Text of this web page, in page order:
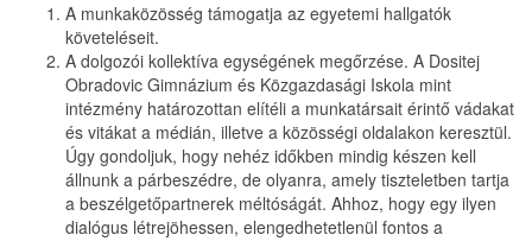
A munkaközösség támogatja az egyetemi hallgatók
követeléseit.
A dolgozói kollektíva egységének megőrzése. A Dositej
Obradovic Gimnázium és Közgazdasági Iskola mint
intézmény határozottan elítéli a munkatársait érintő vádakat
és vitákat a médián, illetve a közösségi oldalakon keresztül.
Úgy gondoljuk, hogy nehéz időkben mindig készen kell
állnunk a párbeszédre, de olyanra, amely tiszteletben tartja
a beszélgetőpartnerek méltóságát. Ahhoz, hogy egy ilyen
dialógus létrejöhessen, elengedhetetlenül fontos a